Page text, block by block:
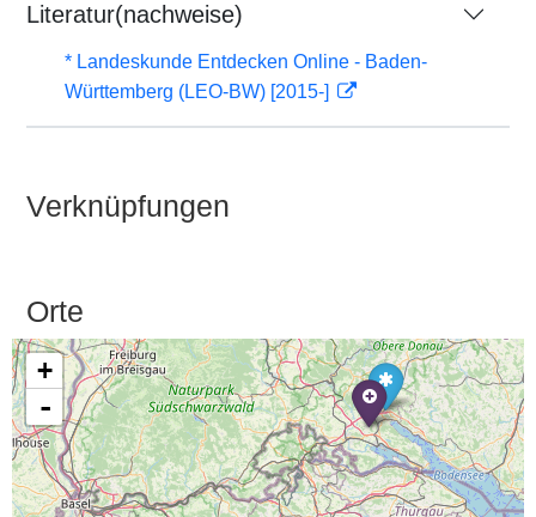
Literatur(nachweise)
* Landeskunde Entdecken Online - Baden-
Württemberg (LEO-BW) [2015-]
Verknüpfungen
Orte
+
-